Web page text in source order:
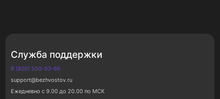
Служба поддержки
8 (800) 500-93-66
support@bezhvostov.ru
Ежедневно с 9.00 до 20.00 по МСК